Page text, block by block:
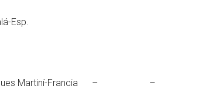
Esp.
Jaques Martiní-